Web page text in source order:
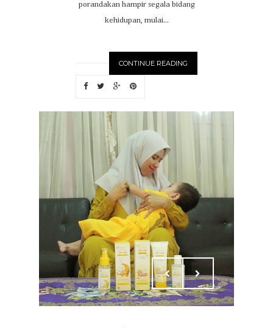
porandakan hampir segala bidang
kehidupan, mulai...
CONTINUE READING